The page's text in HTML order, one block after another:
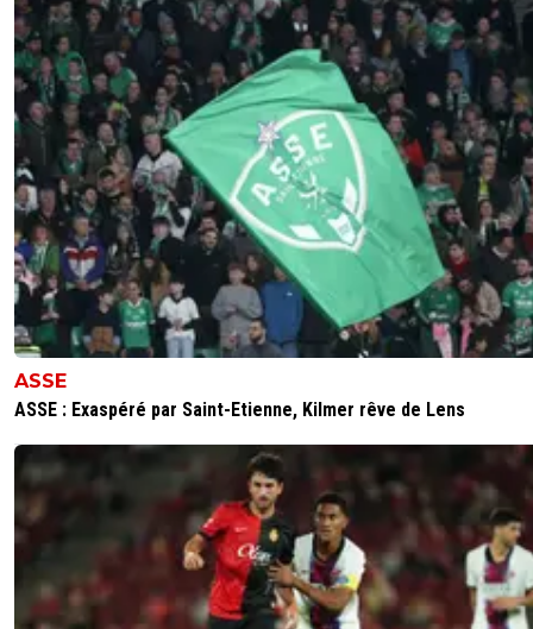
ASSE
ASSE : Exaspéré par Saint-Etienne, Kilmer rêve de Lens